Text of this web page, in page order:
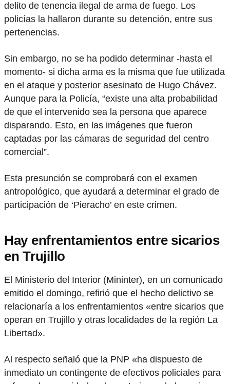
delito de tenencia ilegal de arma de fuego. Los
policías la hallaron durante su detención, entre sus
pertenencias.
Sin embargo, no se ha podido determinar -hasta el
momento- si dicha arma es la misma que fue utilizada
en el ataque y posterior asesinato de Hugo Chávez.
Aunque para la Policía, “existe una alta probabilidad
de que el intervenido sea la persona que aparece
disparando. Esto, en las imágenes que fueron
captadas por las cámaras de seguridad del centro
comercial”.
Esta presunción se comprobará con el examen
antropológico, que ayudará a determinar el grado de
participación de ‘Pieracho’ en este crimen.
Hay enfrentamientos entre sicarios
en Trujillo
El Ministerio del Interior (Mininter), en un comunicado
emitido el domingo, refirió que el hecho delictivo se
relacionaría a los enfrentamientos «entre sicarios que
operan en Trujillo y otras localidades de la región La
Libertad».
Al respecto señaló que la PNP «ha dispuesto de
inmediato un contingente de efectivos policiales para